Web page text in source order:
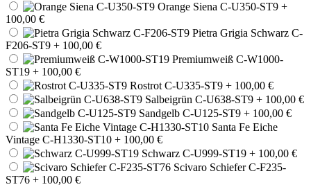
Orange Siena C-U350-ST9 +
100,00 €
Pietra Grigia Schwarz C-
F206-ST9 + 100,00 €
Premiumweiß C-W1000-
ST19 + 100,00 €
Rostrot C-U335-ST9 + 100,00 €
Salbeigrün C-U638-ST9 + 100,00 €
Sandgelb C-U125-ST9 + 100,00 €
Santa Fe Eiche
Vintage C-H1330-ST10 + 100,00 €
Schwarz C-U999-ST19 + 100,00 €
Scivaro Schiefer C-F235-
ST76 + 100,00 €